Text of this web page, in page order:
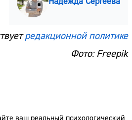
редакционной политике
Фото: Freepik